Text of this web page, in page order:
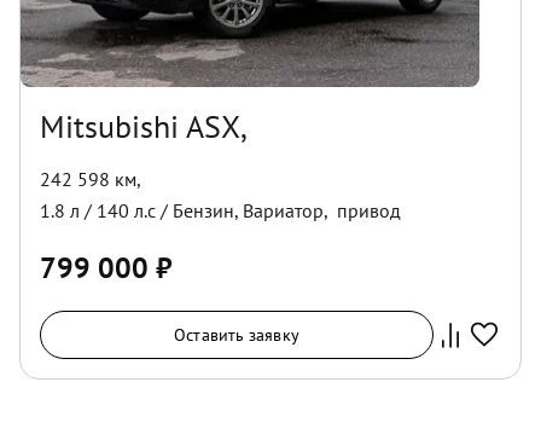
Mitsubishi ASX,
242 598 км,
1.8 л / 140 л.с / Бензин, Вариатор, привод
799 000 ₽
Оставить заявку